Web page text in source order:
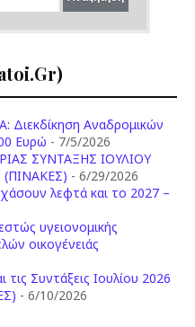
Αναδρομικών
Ευρώ - 7/5/2026
ΣΥΝΤΑΞΗΣ ΙΟΥΛΙΟΥ
(ΠΙΝΑΚΕΣ) - 6/29/2026
λεφτά και το 2027 –
υγειονομικής
οικογένειάς
Συντάξεις Ιουλίου 2026
- 6/10/2026